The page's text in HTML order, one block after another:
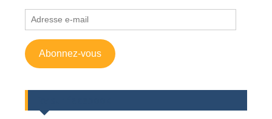
Adresse
e-
mail
Abonnez-vous